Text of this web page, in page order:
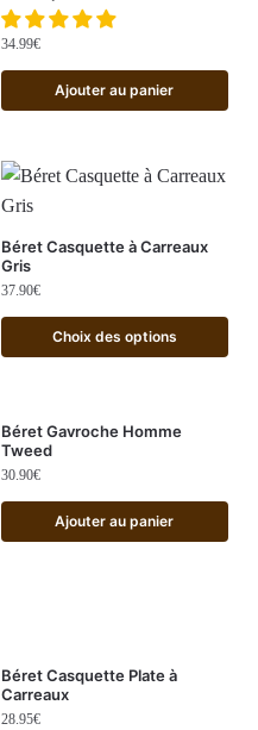
34.99€
Ajouter au panier
Béret Casquette à Carreaux
Gris
37.90€
Choix des options
Béret Gavroche Homme
Tweed
30.90€
Ajouter au panier
Béret Casquette Plate à
Carreaux
28.95€